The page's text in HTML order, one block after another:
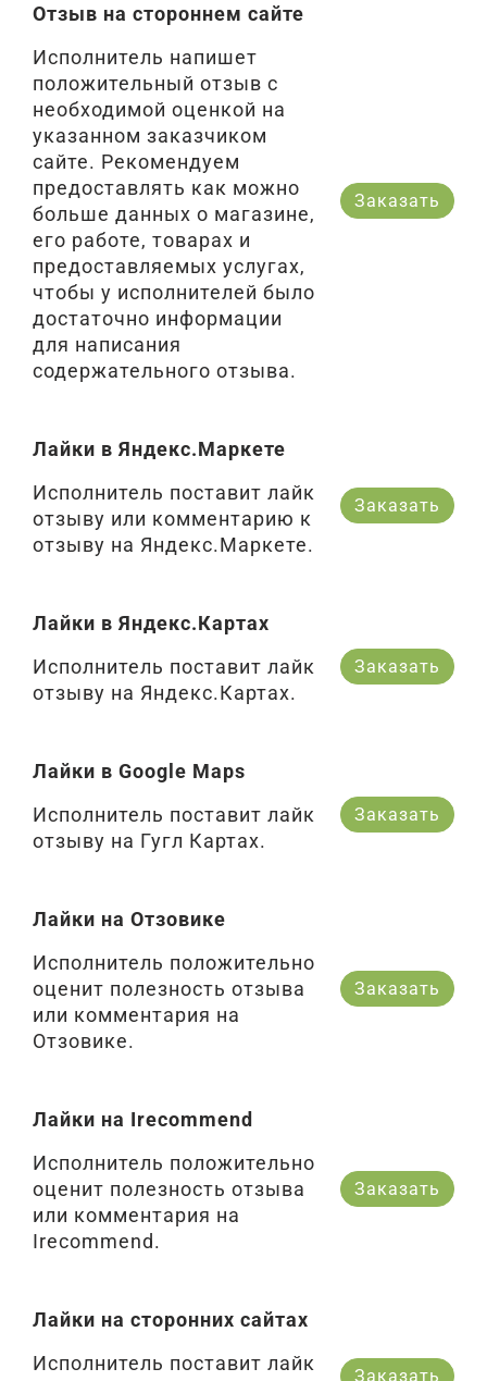
Отзыв на стороннем сайте
Исполнитель напишет
положительный отзыв с
необходимой оценкой на
указанном заказчиком
сайте. Рекомендуем
предоставлять как можно
больше данных о магазине,
его работе, товарах и
предоставляемых услугах,
чтобы у исполнителей было
достаточно информации
для написания
содержательного отзыва.
Заказать
Лайки в Яндекс.Маркете
Исполнитель поставит лайк
отзыву или комментарию к
отзыву на Яндекс.Маркете.
Заказать
Лайки в Яндекс.Картах
Исполнитель поставит лайк
отзыву на Яндекс.Картах.
Заказать
Лайки в Google Maps
Исполнитель поставит лайк
отзыву на Гугл Картах.
Заказать
Лайки на Отзовике
Исполнитель положительно
оценит полезность отзыва
или комментария на
Отзовике.
Заказать
Лайки на Irecommend
Исполнитель положительно
оценит полезность отзыва
или комментария на
Irecommend.
Заказать
Лайки на сторонних сайтах
Исполнитель поставит лайк
Заказать